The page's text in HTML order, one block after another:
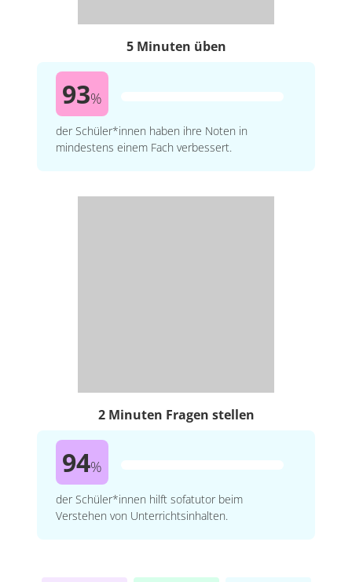
5 Minuten üben
93%
der Schüler*innen haben ihre Noten in
mindestens einem Fach verbessert.
2 Minuten Fragen stellen
94%
der Schüler*innen hilft sofatutor beim
Verstehen von Unterrichtsinhalten.